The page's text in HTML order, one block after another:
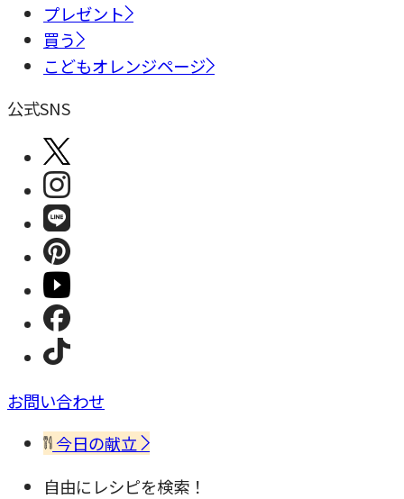
プレゼント
買う
こどもオレンジページ
公式SNS
お問い合わせ
今日の献立
自由にレシピを検索！